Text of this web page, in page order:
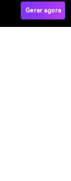
Gerar agora